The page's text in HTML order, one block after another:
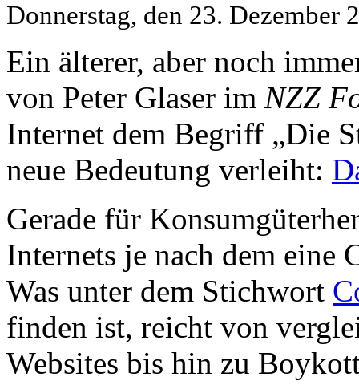
Donnerstag, den 23. Dezember
Ein älterer, aber noch
von Peter Glaser im NZZ
Internet dem Begriff „Die
neue Bedeutung verleiht:
Gerade für
Internets je nach dem eine
Was unter dem Stichwort
finden ist, reicht von
Websites bis hin zu